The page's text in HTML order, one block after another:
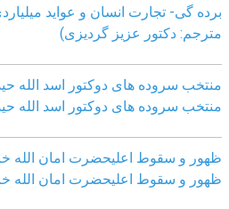
برده گی- تجارت انسان و عواید
مترجم: دکتور عزیز گردیزی)
منتخب سروده های دوکتور اسد الله
منتخب سروده های دوکتور اسد الله
ظهور و سقوط اعلیحضرت امان الله
ظهور و سقوط اعلیحضرت امان الله خان